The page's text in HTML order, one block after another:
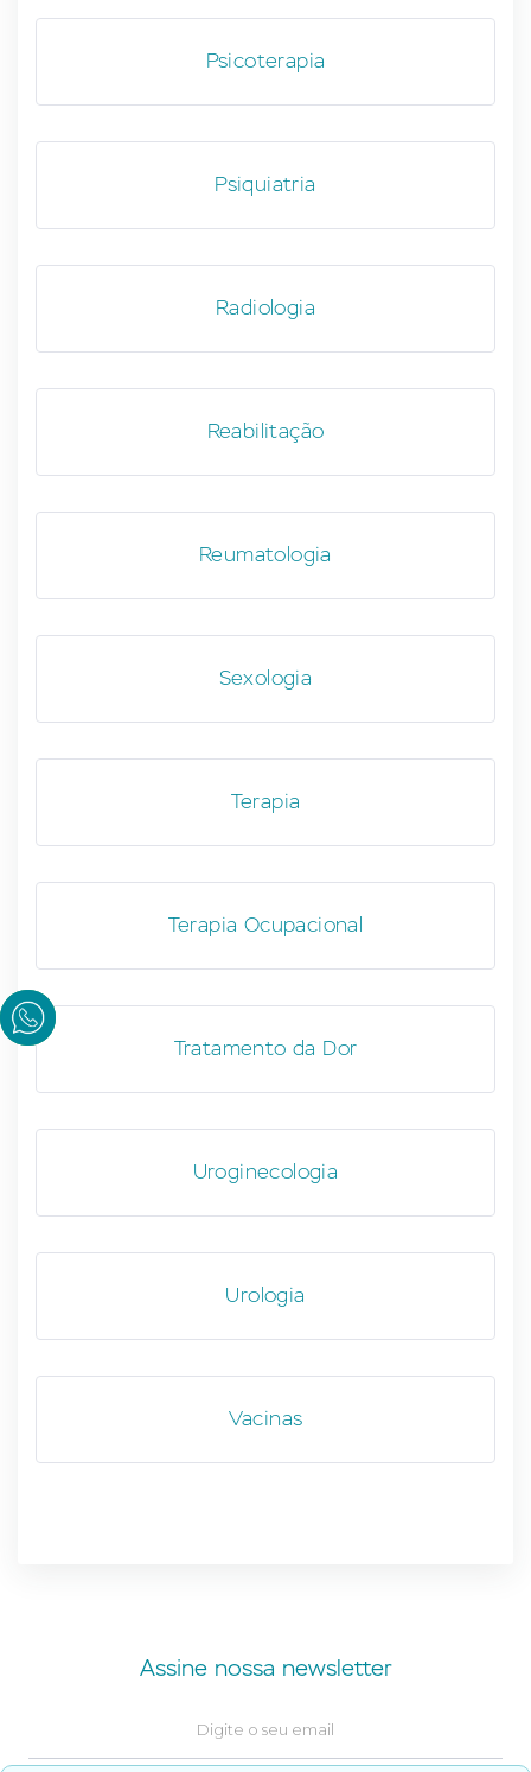
Psicoterapia
Psiquiatria
Radiologia
Reabilitação
Reumatologia
Sexologia
Terapia
Terapia Ocupacional
Tratamento da Dor
Uroginecologia
Urologia
Vacinas
Assine nossa newsletter